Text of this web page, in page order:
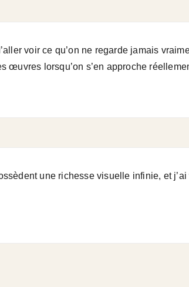
voir ce qu’on ne regarde jamais
lorsqu’on s’en approche
une richesse visuelle infinie, et